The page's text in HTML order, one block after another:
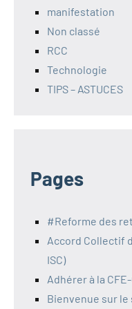
manifestation
Non classé
RCC
Technologie
TIPS – ASTUCES
Pages
#Reforme des
Accord Collectif
ISC)
Adhérer à la CFE-
Bienvenue sur le